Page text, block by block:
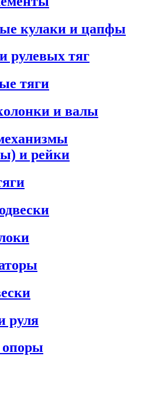
кулаки и цапфы
рулевых тяг
тяги
и валы
и рейки
руля